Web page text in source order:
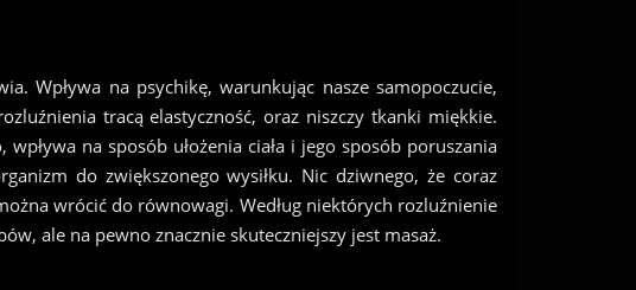
Wpływa na psychikę, warunkując nasze samopoczucie,
tracą elastyczność, oraz niszczy tkanki miękkie.
na sposób ułożenia ciała i jego sposób poruszania
do zwiększonego wysiłku. Nic dziwnego, że coraz
wrócić do równowagi. Według niektórych rozluźnienie
ale na pewno znacznie skuteczniejszy jest masaż.